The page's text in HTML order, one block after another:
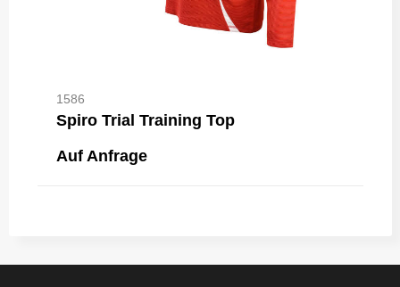
1586
Spiro Trial Training Top
Auf Anfrage